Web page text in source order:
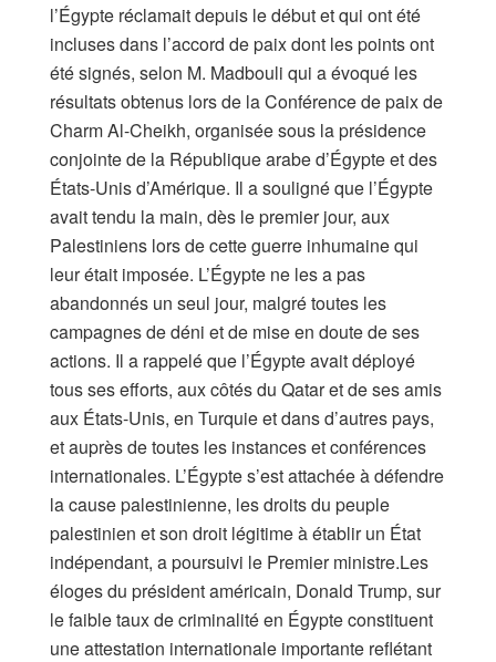
l’Égypte réclamait depuis le début et qui ont été
incluses dans l’accord de paix dont les points ont
été signés, selon M. Madbouli qui a évoqué les
résultats obtenus lors de la Conférence de paix de
Charm Al-Cheikh, organisée sous la présidence
conjointe de la République arabe d’Égypte et des
États-Unis d’Amérique. Il a souligné que l’Égypte
avait tendu la main, dès le premier jour, aux
Palestiniens lors de cette guerre inhumaine qui
leur était imposée. L’Égypte ne les a pas
abandonnés un seul jour, malgré toutes les
campagnes de déni et de mise en doute de ses
actions. Il a rappelé que l’Égypte avait déployé
tous ses efforts, aux côtés du Qatar et de ses amis
aux États-Unis, en Turquie et dans d’autres pays,
et auprès de toutes les instances et conférences
internationales. L’Égypte s’est attachée à défendre
la cause palestinienne, les droits du peuple
palestinien et son droit légitime à établir un État
indépendant, a poursuivi le Premier ministre.Les
éloges du président américain, Donald Trump, sur
le faible taux de criminalité en Égypte constituent
une attestation internationale importante reflétant